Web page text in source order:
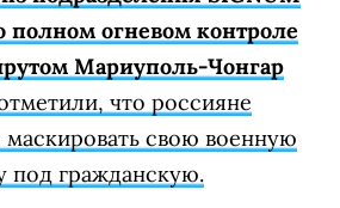
полном огневом контроле
Мариуполь-Чонгар
что россияне
свою военную
под гражданскую.